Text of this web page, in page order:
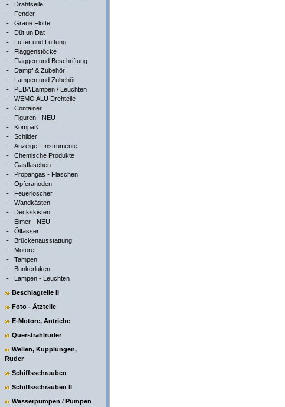
- Drahtseile
- Fender
- Graue Flotte
- Düt un Dat
- Lüfter und Lüftung
- Flaggenstöcke
- Flaggen und Beschriftung
- Dampf & Zubehör
- Lampen und Zubehör
- PEBA Lampen / Leuchten
- WEMO ALU Drehteile
- Container
- Figuren - NEU -
- Kompaß
- Schilder
- Anzeige - Instrumente
- Chemische Produkte
- Gasflaschen
- Propangas - Flaschen
- Opferanoden
- Feuerlöscher
- Wandkästen
- Deckskisten
- Eimer - NEU -
- Ölfässer
- Brückenausstattung
- Motore
- Tampen
- Bunkerluken
- Lampen - Leuchten
Beschlagteile II
Foto - Ätzteile
E-Motore, Antriebe
Querstrahlruder
Wellen, Kupplungen,
Ruder
Schiffsschrauben
Schiffsschrauben II
Wasserpumpen / Pumpen